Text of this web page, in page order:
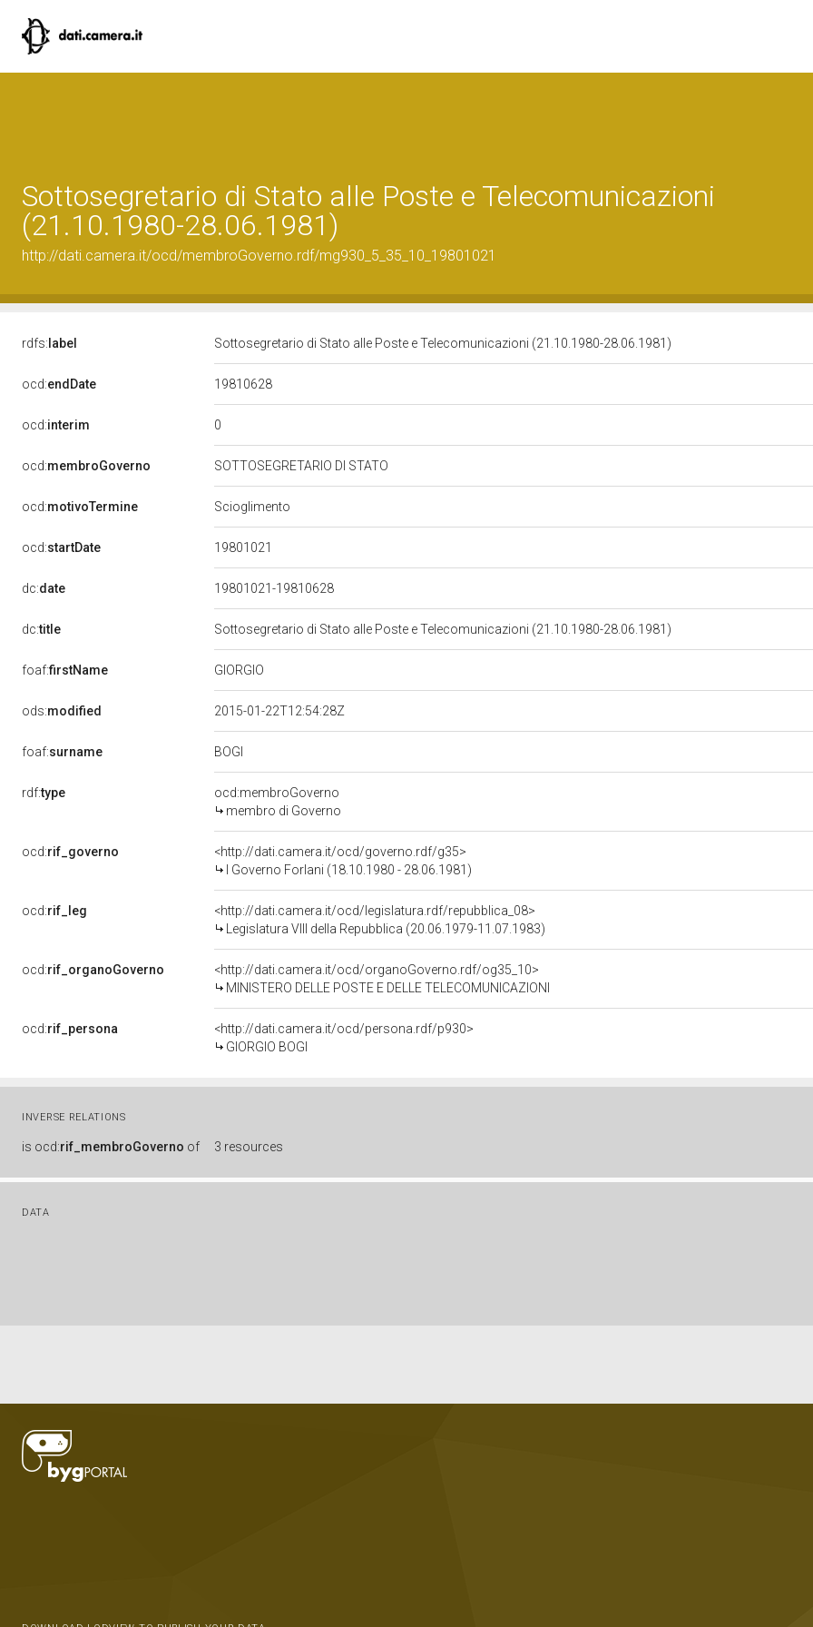
Sottosegretario di Stato alle Poste e Telecomunicazioni
(21.10.1980-28.06.1981)
http://dati.camera.it/ocd/membroGoverno.rdf/mg930_5_35_10_19801021
rdfs: label Sottosegretario di Stato alle Poste e Telecomunicazioni (21.10.1980-28.06.1981)
ocd:endDate 19810628
ocd:interim 0
ocd:membroGoverno SOTTOSEGRETARIO DI STATO
ocd:motivoTermine Scioglimento
ocd:startDate 19801021
dc:date 19801021-19810628
dc:title Sottosegretario di Stato alle Poste e Telecomunicazioni (21.10.1980-28.06.1981)
foaf:firstName GIORGIO
ods:modified 2015-01-22T12:54:28Z
foaf:surname BOGI
rdf:type
ocd:membroGoverno
membro di Governo
ocd:rif_governo
<http://dati.camera.it/ocd/governo.rdf/g35>
I Governo Forlani (18.10.1980 - 28.06.1981)
ocd:rif_leg
<http://dati.camera.it/ocd/legislatura.rdf/repubblica_08>
Legislatura VIII della Repubblica (20.06.1979-11.07.1983)
ocd:rif_organoGoverno
<http://dati.camera.it/ocd/organoGoverno.rdf/og35_10>
MINISTERO DELLE POSTE E DELLE TELECOMUNICAZIONI
ocd:rif_persona
<http://dati.camera.it/ocd/persona.rdf/p930>
GIORGIO BOGI
INVERSE RELATIONS
is ocd:rif_membroGoverno of 3 resources
DATA